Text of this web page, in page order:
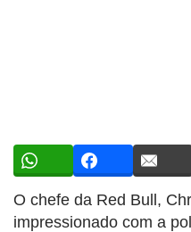
O chefe da Red Bull,
impressionado com a